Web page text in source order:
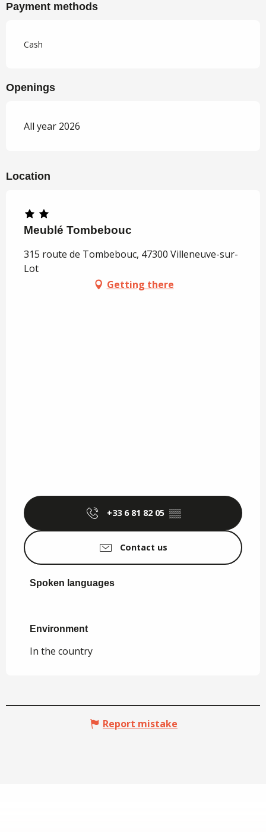
Payment methods
Cash
Openings
All year 2026
Location
Meublé Tombebouc
315 route de Tombebouc, 47300 Villeneuve-sur-
Lot
Getting there
+33 6 81 82 05 ▒▒
Contact us
Spoken languages
Spoken languages
Environment
Environment
In the country
Report mistake